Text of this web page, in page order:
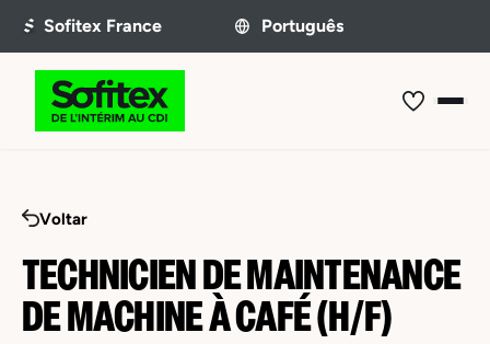
Voltar
TECHNICIEN DE MAINTENANCE
DE MACHINE À CAFÉ (H/F)